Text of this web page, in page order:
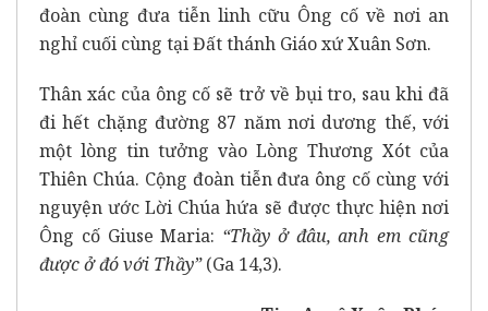
đoàn cùng đưa tiễn linh cữu Ông cố về nơi an
nghỉ cuối cùng tại Đất thánh Giáo xứ Xuân Sơn.
Thân xác của ông cố sẽ trở về bụi tro, sau khi đã
đi hết chặng đường 87 năm nơi dương thế, với
một lòng tin tưởng vào Lòng Thương Xót của
Thiên Chúa. Cộng đoàn tiễn đưa ông cố cùng với
nguyện ước Lời Chúa hứa sẽ được thực hiện nơi
Ông cố Giuse Maria: “Thầy ở đâu, anh em cũng
được ở đó với Thầy”(Ga 14,3).